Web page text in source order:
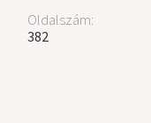
Oldalszám:
382